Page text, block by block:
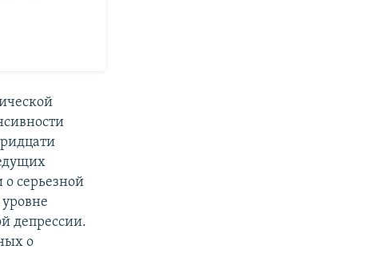
серьезной
депрессии.
о